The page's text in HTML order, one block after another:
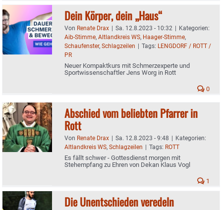
Dein Körper, dein „Haus“
Von Renate Drax | Sa. 12.8.2023 - 10:32 | Kategorien:
Aib-Stimme, Altlandkreis WS, Haager-Stimme,
Schaufenster, Schlagzeilen | Tags: LENGDORF / ROTT /
PR
Neuer Kompaktkurs mit Schmerzexperte und
Sportwissenschaftler Jens Worg in Rott
0
Abschied vom beliebten Pfarrer in
Rott
Von Renate Drax | Sa. 12.8.2023 - 9:48 | Kategorien:
Altlandkreis WS, Schlagzeilen | Tags: ROTT
Es fällt schwer - Gottesdienst morgen mit
Stehempfang zu Ehren von Dekan Klaus Vogl
1
Die Unentschieden veredeln